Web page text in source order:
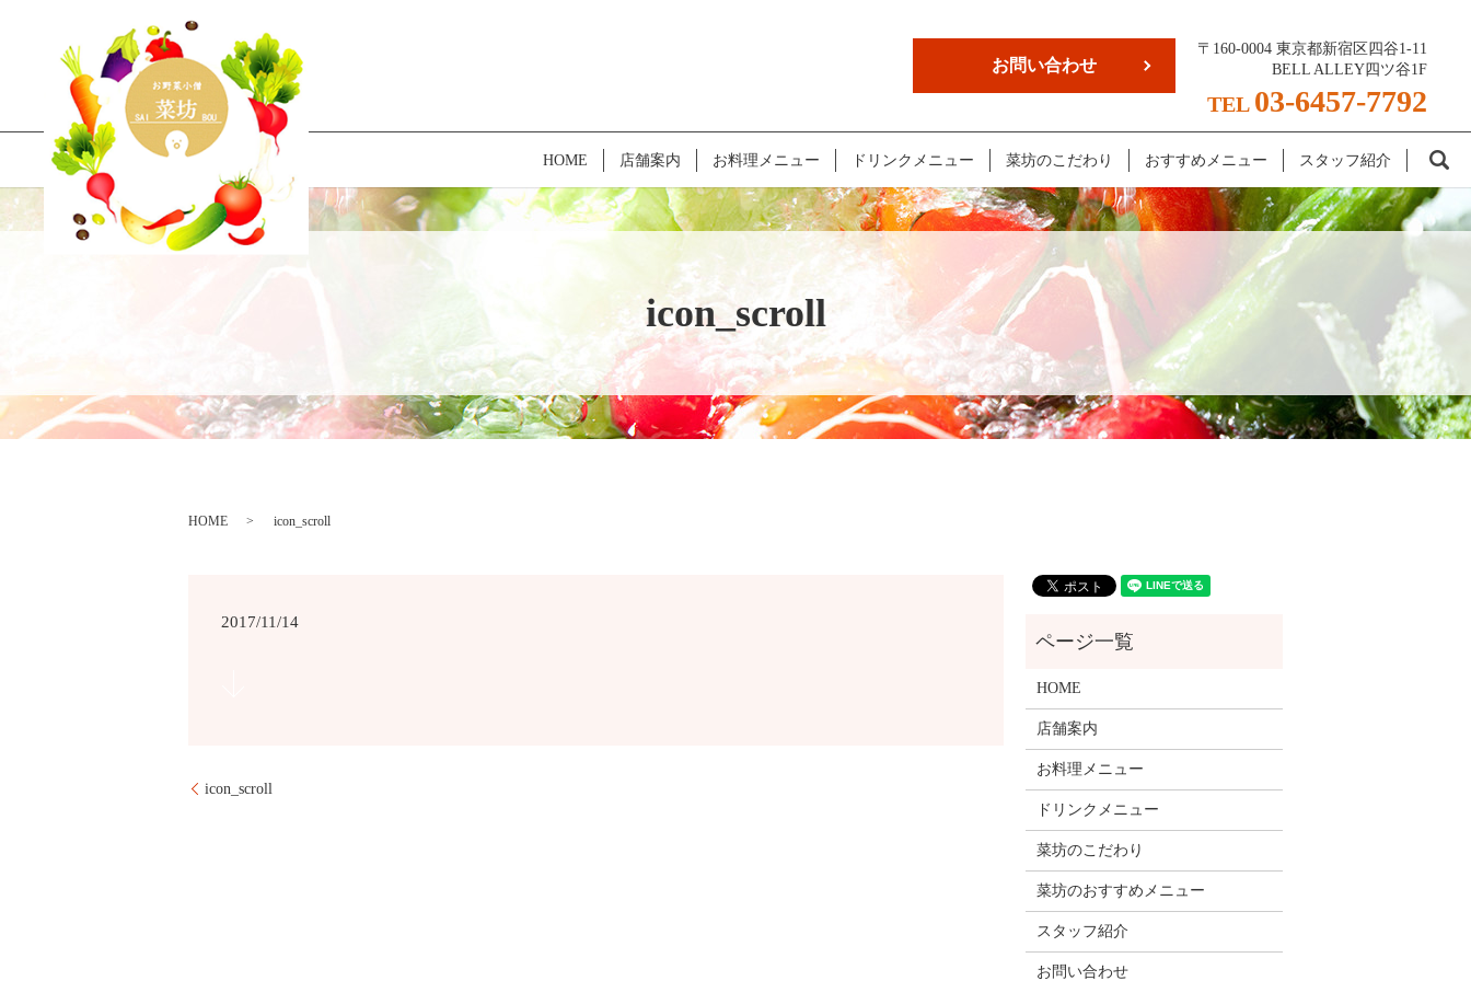
〒160-0004 東京都新宿区四谷1-11
BELL ALLEY四ツ谷1F
TEL 03-6457-7792
HOME 店舗案内 お料理メニュー ドリンクメニュー 菜坊のこだわり おすすめメニュー スタッフ紹介
お問い合わせ
icon_scroll
HOME icon_scroll
2017/11/14
icon_scroll
HOME
店舗案内
お料理メニュー
ドリンクメニュー
菜坊のこだわり
菜坊のおすすめメニュー
スタッフ紹介
お問い合わせ